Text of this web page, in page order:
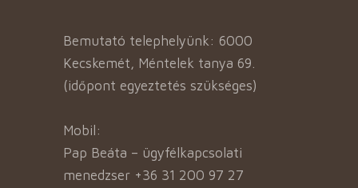
Bemutató telephelyünk: 6000
Kecskemét, Méntelek tanya 69.
(időpont egyeztetés szükséges)
Mobil:
Pap Beáta – ügyfélkapcsolati
menedzser +36 31 200 97 27